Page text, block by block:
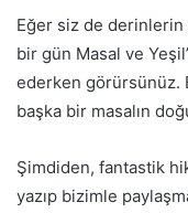
Eğer siz de
bir gün Masal ve
ederken görürsünüz.
başka bir masalın
Şimdiden, fantastik
yazıp bizimle